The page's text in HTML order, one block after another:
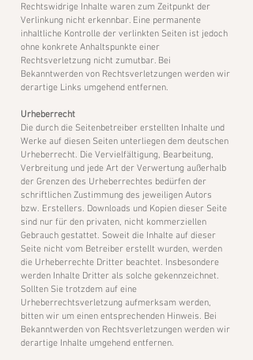
Rechtswidrige Inhalte waren zum Zeitpunkt der
Verlinkung nicht erkennbar. Eine permanente
inhaltliche Kontrolle der verlinkten Seiten ist jedoch
ohne konkrete Anhaltspunkte einer
Rechtsverletzung nicht zumutbar. Bei
Bekanntwerden von Rechtsverletzungen werden wir
derartige Links umgehend entfernen.
Urheberrecht
Die durch die Seitenbetreiber erstellten Inhalte und
Werke auf diesen Seiten unterliegen dem deutschen
Urheberrecht. Die Vervielfältigung, Bearbeitung,
Verbreitung und jede Art der Verwertung außerhalb
der Grenzen des Urheberrechtes bedürfen der
schriftlichen Zustimmung des jeweiligen Autors
bzw. Erstellers. Downloads und Kopien dieser Seite
sind nur für den privaten, nicht kommerziellen
Gebrauch gestattet. Soweit die Inhalte auf dieser
Seite nicht vom Betreiber erstellt wurden, werden
die Urheberrechte Dritter beachtet. Insbesondere
werden Inhalte Dritter als solche gekennzeichnet.
Sollten Sie trotzdem auf eine
Urheberrechtsverletzung aufmerksam werden,
bitten wir um einen entsprechenden Hinweis. Bei
Bekanntwerden von Rechtsverletzungen werden wir
derartige Inhalte umgehend entfernen.